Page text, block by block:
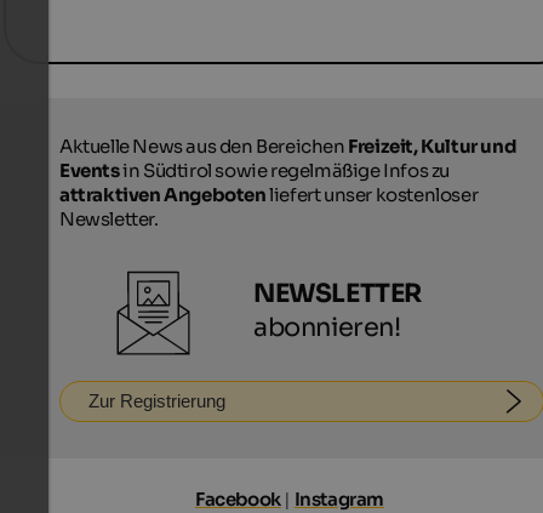
Aktuelle News aus den Bereichen Freizeit, Kultur und
Eventsin Südtirol sowie regelmäßige Infos zu
attraktiven Angebotenliefert unser kostenloser
Newsletter.
NEWSLETTER
abonnieren!
Zur Registrierung
Facebook| Instagram